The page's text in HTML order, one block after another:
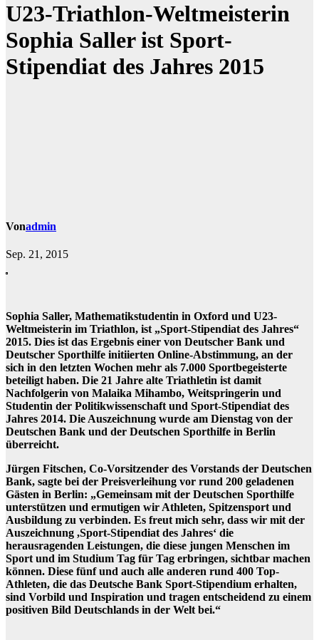
U23-Triathlon-Weltmeisterin
Sophia Saller ist Sport-
Stipendiat des Jahres 2015
Vonadmin
Sep. 21, 2015
Sophia Saller, Mathematikstudentin in Oxford und U23-
Weltmeisterin im Triathlon, ist „Sport-Stipendiat des Jahres“
2015. Dies ist das Ergebnis einer von Deutscher Bank und
Deutscher Sporthilfe initiierten Online-Abstimmung, an der
sich in den letzten Wochen mehr als 7.000 Sportbegeisterte
beteiligt haben. Die 21 Jahre alte Triathletin ist damit
Nachfolgerin von Malaika Mihambo, Weitspringerin und
Studentin der Politikwissenschaft und Sport-Stipendiat des
Jahres 2014. Die Auszeichnung wurde am Dienstag von der
Deutschen Bank und der Deutschen Sporthilfe in Berlin
überreicht.
Jürgen Fitschen, Co-Vorsitzender des Vorstands der Deutschen
Bank, sagte bei der Preisverleihung vor rund 200 geladenen
Gästen in Berlin: „Gemeinsam mit der Deutschen Sporthilfe
unterstützen und ermutigen wir Athleten, Spitzensport und
Ausbildung zu verbinden. Es freut mich sehr, dass wir mit der
Auszeichnung ,Sport-Stipendiat des Jahres‘ die
herausragenden Leistungen, die diese jungen Menschen im
Sport und im Studium Tag für Tag erbringen, sichtbar machen
können. Diese fünf und auch alle anderen rund 400 Top-
Athleten, die das Deutsche Bank Sport-Stipendium erhalten,
sind Vorbild und Inspiration und tragen entscheidend zu einem
positiven Bild Deutschlands in der Welt bei.“